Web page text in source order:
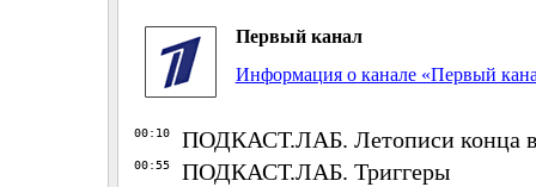
Первый канал
Информация о канале «Первый
00:10 ПОДКАСТ.ЛАБ. Летописи конца
00:55 ПОДКАСТ.ЛАБ. Триггеры